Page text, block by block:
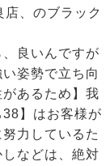
、のブラック
良いんですが
姿勢で立ち向
あるため】我
】はお客様が
力しているた
などは、絶対